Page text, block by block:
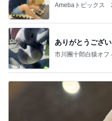
Amebaトピックス
ありがとうござ
市川團十郎白猿オフ